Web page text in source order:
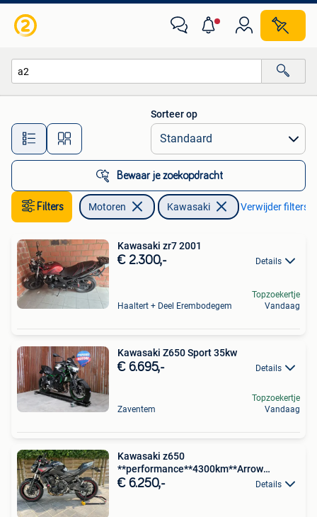
Alle afstanden…
Sorteer op
Bewaar je zoekopdracht
Filters Motoren Kawasaki Verwijder filters
Kawasaki zr7 2001
€ 2.300,- Details
Haaltert + Deel Erembodegem
Topzoekertje
Vandaag
Kawasaki Z650 Sport 35kw
€ 6.695,- Details
Zaventem
Topzoekertje
Vandaag
Kawasaki z650
**performance**4300km**Arrow
uitlaatlijn**35kw
€ 6.250,- Details